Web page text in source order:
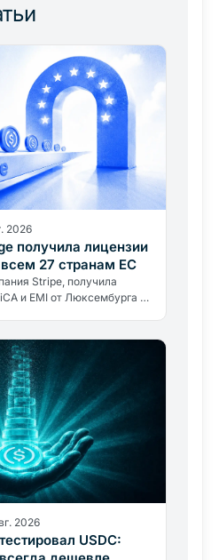
2026
получила лицензии
27 странам ЕС
Stripe, получила
и EMI от Люксембурга и
2026
USDC: